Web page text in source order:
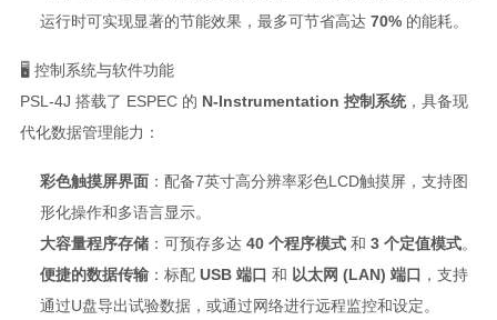
运行时可实现显著的节能效果，最多可节省高达 70%的能耗。
🖥️ 控制系统与软件功能
PSL-4J 搭载了 ESPEC 的 N-Instrumentation 控制系统，具备现
代化数据管理能力：
彩色触摸屏界面：配备7英寸高分辨率彩色LCD触摸屏，支持图
形化操作和多语言显示。
大容量程序存储：可预存多达 40 个程序模式和 3 个定值模式。
便捷的数据传输：标配 USB 端口 和 以太网 (LAN) 端口 ，支持
通过U盘导出试验数据，或通过网络进行远程监控和设定。